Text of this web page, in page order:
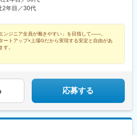
岡市博多区博多駅前2-19-17 トーカン博多第
2年目／30代
エンジニア全員が働きやすい」を目指して――。
ートアップ×上場Gだから実現する安定と自由があ
す。
心の案件選択制
モートOK／年休130日／副業OK応募する